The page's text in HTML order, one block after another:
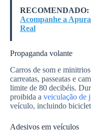
RECOMENDADO:
Acompanhe a
Real
Propaganda volante
Carros de som e
carreatas, passeatas e
limite de 80 decibéis.
proibida a veiculação de
veículo, incluindo
Adesivos em veículos